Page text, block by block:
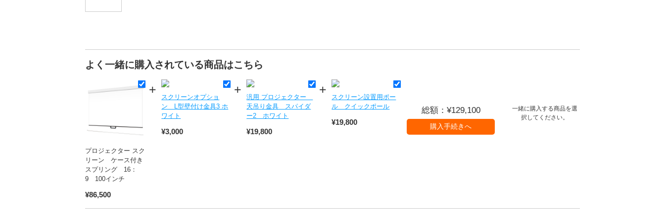
よく一緒に購入されている商品はこちら
プロジェクター スク
リーン ケース付き
スプリング 16：
9 100インチ
¥86,500
スクリーンオプショ
ン L型壁付け金具3 ホ
ワイト
¥3,000
汎用 プロジェクター
天吊り金具 スパイダ
ー2 ホワイト
¥19,800
スクリーン設置用ポー
ル クイックポール
¥19,800
総額：¥129,100
一緒に購入する商品を選
択してください。